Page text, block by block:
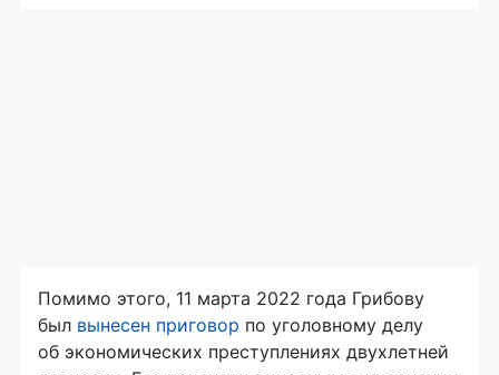
Помимо этого, 11 марта 2022 года Грибову
был вынесен приговор по уголовному делу
об экономических преступлениях двухлетней